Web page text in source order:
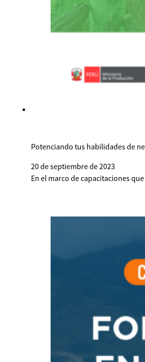
Potenciando tus habilidades de
20 de septiembre de 2023
En el marco de capacitaciones